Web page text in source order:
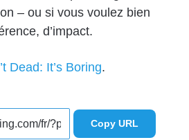
– ou si vous voulez bien
d’impact.
Dead: It’s Boring.
Copy URL